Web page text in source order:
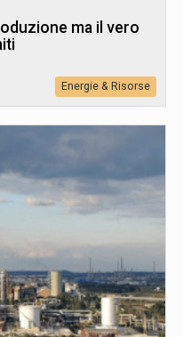
ma il vero
Energie & Risorse